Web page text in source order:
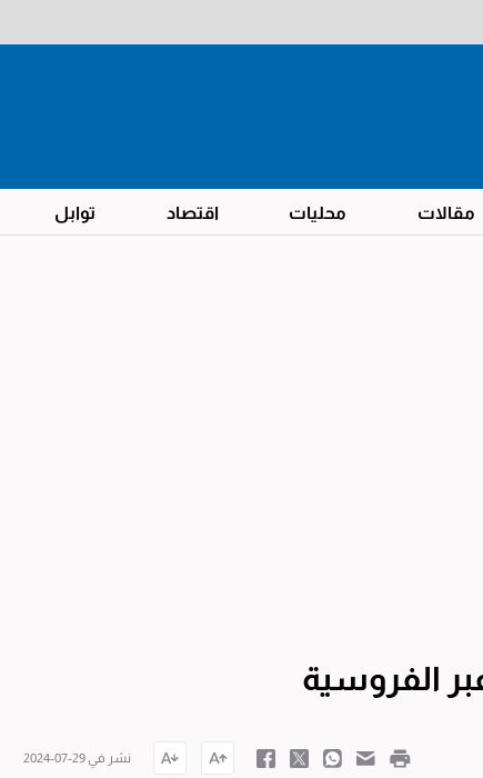
مقالات محليات اقتصاد توابل
الفروسية
نشر في 29-07-2024